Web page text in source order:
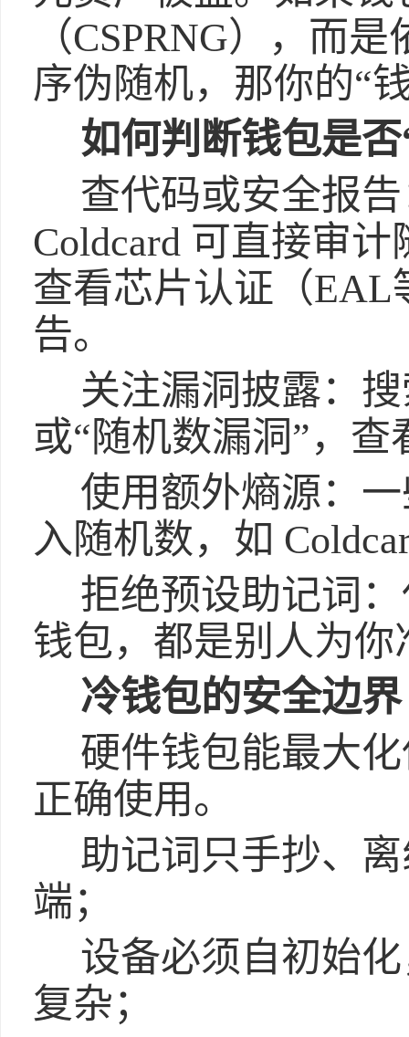
（CSPRNG），而
序伪随机，那你的“
如何判断钱包是
查代码或安全报
Coldcard 可直接审
查看芯片认证（EAL
告。
关注漏洞披露：搜
或“随机数漏洞”，
使用额外熵源：
入随机数，如
拒绝预设助记词
钱包，都是别人为你
冷钱包的安全边界
硬件钱包能最大
正确使用。
助记词只手抄、
端；
设备必须自初始
复杂；